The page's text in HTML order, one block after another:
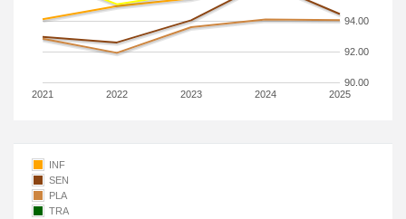
2021 2022 2023 2024 2025
90.00
92.00
94.00
INF
SEN
PLA
TRA